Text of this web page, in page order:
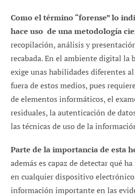
Como el término “forense” lo
hace uso de una metodología
recopilación, análisis y
recabada. En el ambiente digital la
exige unas habilidades diferentes
fuera de estos medios, pues
de elementos informáticos, el
residuales, la autenticación de
las técnicas de uso de la
Parte de la importancia de esta
además es capaz de detectar qué
en cualquier dispositivo
información importante en las